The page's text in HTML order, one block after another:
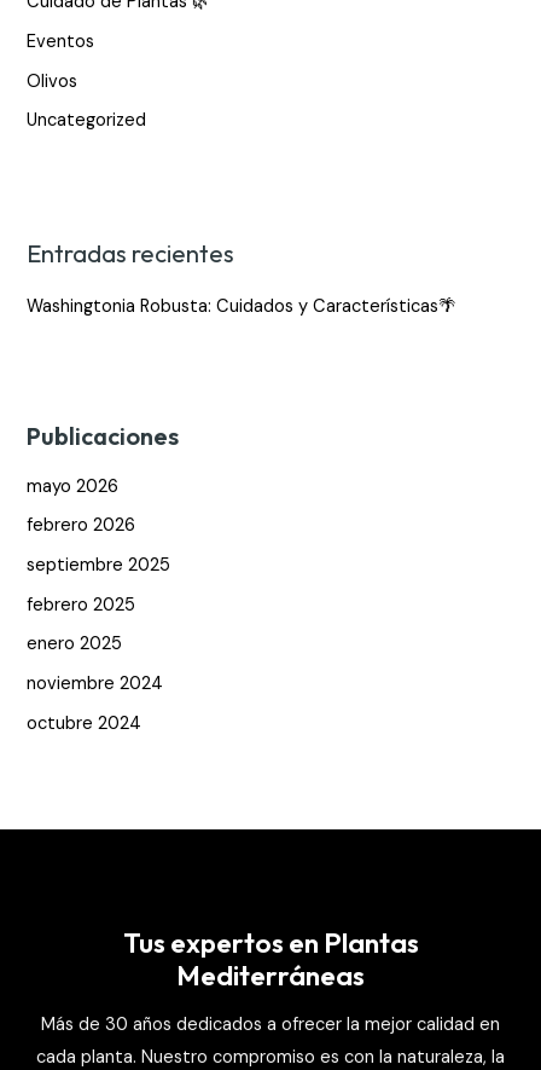
p
o
r
:
Eventos
Olivos
Uncategorized
Entradas recientes
Washingtonia Robusta: Cuidados y Características🌴
Publicaciones
mayo 2026
febrero 2026
septiembre 2025
febrero 2025
enero 2025
noviembre 2024
octubre 2024
Tus expertos en Plantas
Mediterráneas
Más de 30 años dedicados a ofrecer la mejor calidad en
cada planta. Nuestro compromiso es con la naturaleza, la